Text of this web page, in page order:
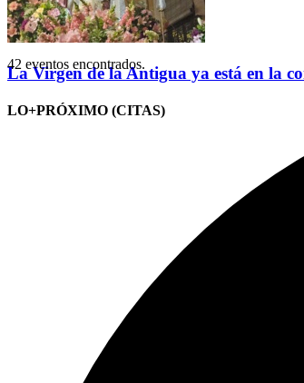
La Virgen de la Antigua ya está en la
LO+PRÓXIMO (CITAS)
42 eventos encontrados.